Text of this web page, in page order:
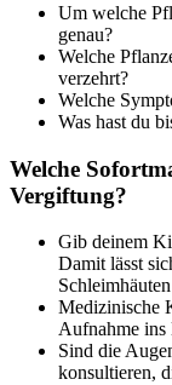
Um welche
genau?
Welche
verzehrt?
Welche
Was hast du
Welche
Vergiftung?
Gib deinem
Damit lässt
Medizinische
Aufnahme ins
Sind die
konsultieren,